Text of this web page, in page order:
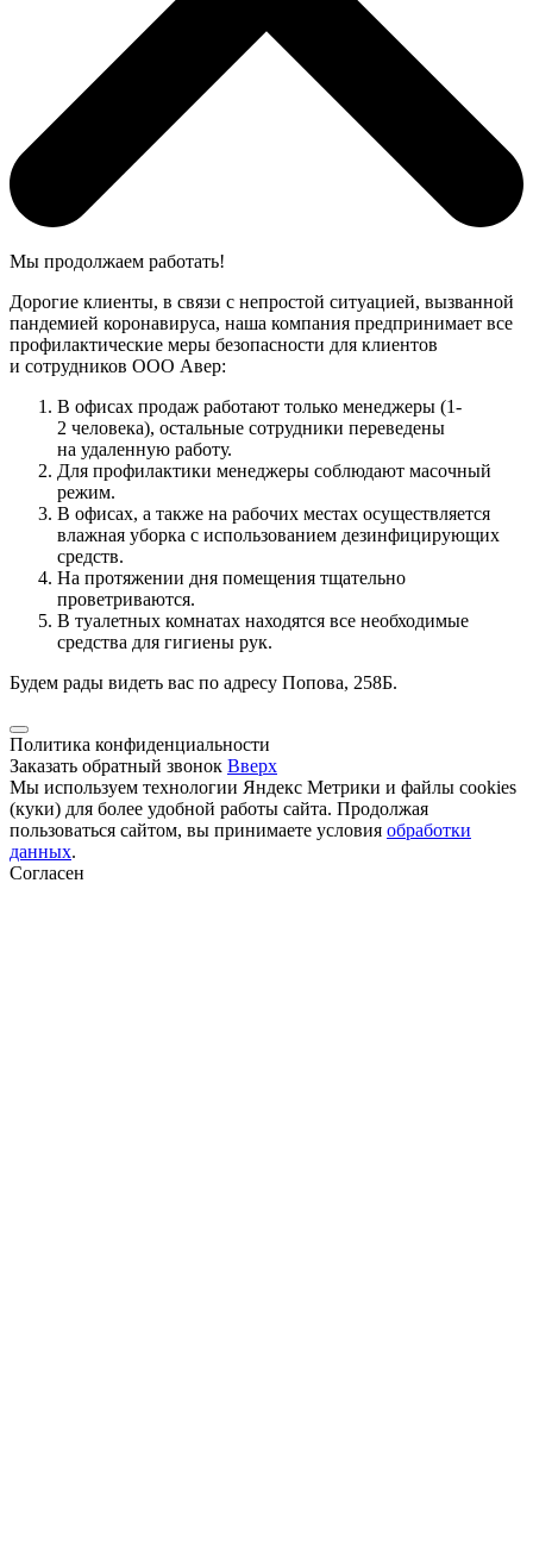
Мы продолжаем работать!
Дорогие клиенты, в связи с непростой ситуацией, вызванной
пандемией коронавируса, наша компания предпринимает все
профилактические меры безопасности для клиентов
и сотрудников ООО Авер:
В офисах продаж работают только менеджеры (1-
2 человека), остальные сотрудники переведены
на удаленную работу.
Для профилактики менеджеры соблюдают масочный
режим.
В офисах, а также на рабочих местах осуществляется
влажная уборка с использованием дезинфицирующих
средств.
На протяжении дня помещения тщательно
проветриваются.
В туалетных комнатах находятся все необходимые
средства для гигиены рук.
Будем рады видеть вас по адресу Попова, 258Б.
Политика конфиденциальности
Заказать обратный звонок Вверх
Мы используем технологии Яндекс Метрики и файлы cookies
(куки) для более удобной работы сайта. Продолжая
пользоваться сайтом, вы принимаете условия обработки
данных.
Согласен